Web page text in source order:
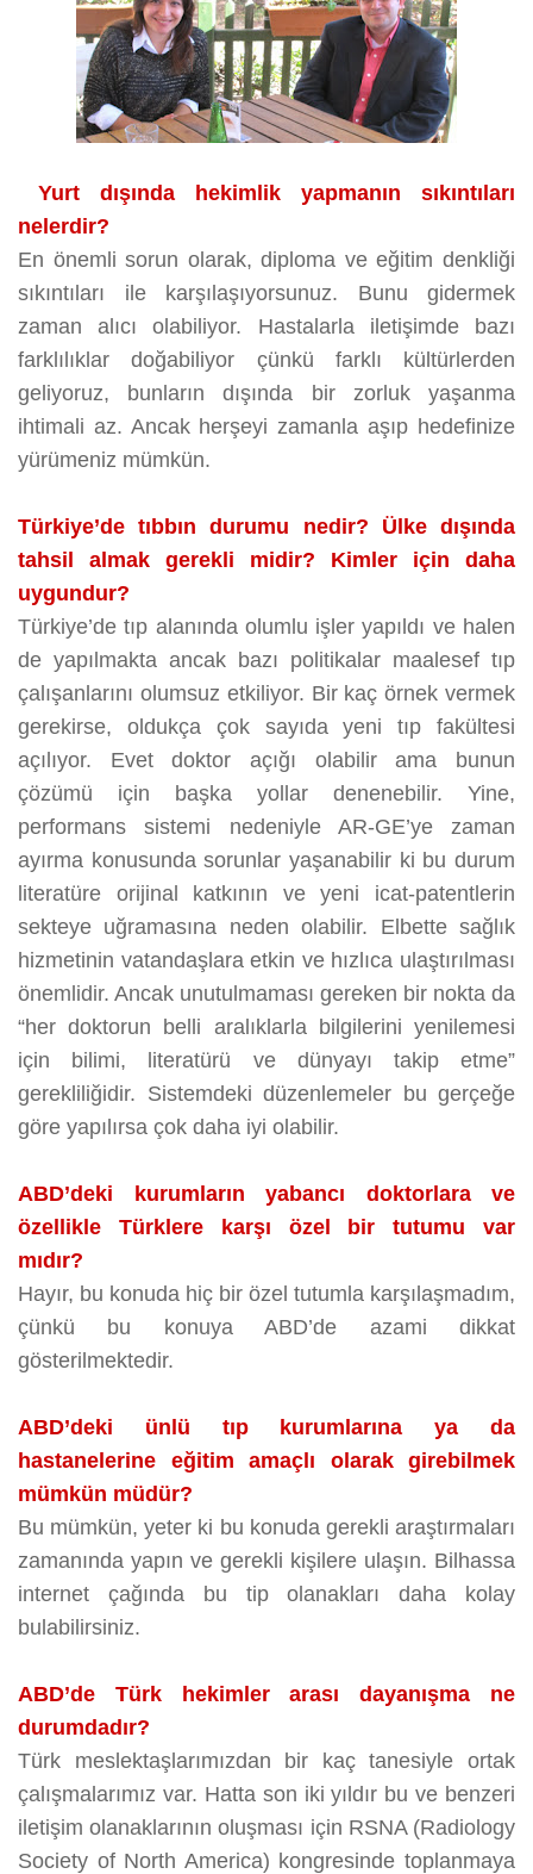
Yurt dışında hekimlik yapmanın sıkıntıları
nelerdir?
En önemli sorun olarak, diploma ve eğitim denkliği
sıkıntıları ile karşılaşıyorsunuz. Bunu gidermek
zaman alıcı olabiliyor. Hastalarla iletişimde bazı
farklılıklar doğabiliyor çünkü farklı kültürlerden
geliyoruz, bunların dışında bir zorluk yaşanma
ihtimali az. Ancak herşeyi zamanla aşıp hedefinize
yürümeniz mümkün.
Türkiye’de tıbbın durumu nedir? Ülke dışında
tahsil almak gerekli midir? Kimler için daha
uygundur?
Türkiye’de tıp alanında olumlu işler yapıldı ve halen
de yapılmakta ancak bazı politikalar maalesef tıp
çalışanlarını olumsuz etkiliyor. Bir kaç örnek vermek
gerekirse, oldukça çok sayıda yeni tıp fakültesi
açılıyor. Evet doktor açığı olabilir ama bunun
çözümü için başka yollar denenebilir. Yine,
performans sistemi nedeniyle AR-GE’ye zaman
ayırma konusunda sorunlar yaşanabilir ki bu durum
literatüre orijinal katkının ve yeni icat-patentlerin
sekteye uğramasına neden olabilir. Elbette sağlık
hizmetinin vatandaşlara etkin ve hızlıca ulaştırılması
önemlidir. Ancak unutulmaması gereken bir nokta da
“her doktorun belli aralıklarla bilgilerini yenilemesi
için bilimi, literatürü ve dünyayı takip etme”
gerekliliğidir. Sistemdeki düzenlemeler bu gerçeğe
göre yapılırsa çok daha iyi olabilir.
ABD’deki kurumların yabancı doktorlara ve
özellikle Türklere karşı özel bir tutumu var
mıdır?
Hayır, bu konuda hiç bir özel tutumla karşılaşmadım,
çünkü bu konuya ABD’de azami dikkat
gösterilmektedir.
ABD’deki ünlü tıp kurumlarına ya da
hastanelerine eğitim amaçlı olarak girebilmek
mümkün müdür?
Bu mümkün, yeter ki bu konuda gerekli araştırmaları
zamanında yapın ve gerekli kişilere ulaşın. Bilhassa
internet çağında bu tip olanakları daha kolay
bulabilirsiniz.
ABD’de Türk hekimler arası dayanışma ne
durumdadır?
Türk meslektaşlarımızdan bir kaç tanesiyle ortak
çalışmalarımız var. Hatta son iki yıldır bu ve benzeri
iletişim olanaklarının oluşması için RSNA (Radiology
Society of North America) kongresinde toplanmaya